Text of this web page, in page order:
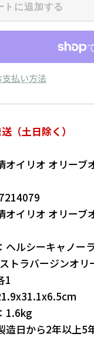
トに追加する
支払い方法
（土日除く）
イリオ オリーブ
イリオ オリーブ
ルシーキャノー
トラバージンオ
1
1.6kg
造日から2年以上5